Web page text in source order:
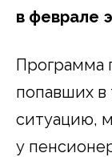
в феврале
Программа
попавших
ситуацию,
у